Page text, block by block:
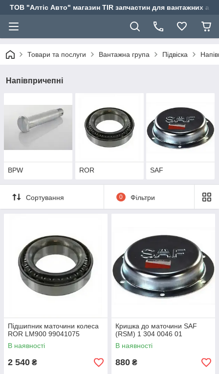
ТОВ "Алтіс Авто" магазин TIR запчастин для вантажних
Товари та послуги Вантажна група Підвіска
Напівпричепні
BPW ROR SAF
Сортування 0 Фільтри
Підшипник маточини колеса
ROR LM900 99041075
В наявності
2 540 ₴
Кришка до маточини SAF
(RSM) 1 304 0046 01
В наявності
880 ₴